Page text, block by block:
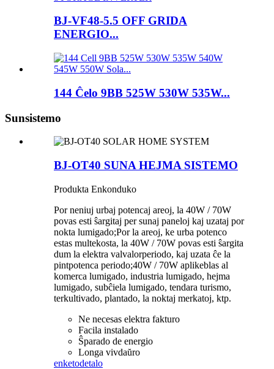
BJ-VF48-5.5 OFF GRIDA
ENERGIO...
144 Ĉelo 9BB 525W 530W 535W...
Sunsistemo
BJ-OT40 SUNA HEJMA SISTEMO
Produkta Enkonduko
Por neniuj urbaj potencaj areoj, la 40W / 70W
povas esti ŝargitaj per sunaj paneloj kaj uzataj por
nokta lumigado;Por la areoj, ke urba potenco
estas multekosta, la 40W / 70W povas esti ŝargita
dum la elektra valvalorperiodo, kaj uzata ĉe la
pintpotenca periodo;40W / 70W aplikeblas al
komerca lumigado, industria lumigado, hejma
lumigado, subĉiela lumigado, tendara turismo,
terkultivado, plantado, la noktaj merkatoj, ktp.
Ne necesas elektra fakturo
Facila instalado
Ŝparado de energio
Longa vivdaŭro
enketodetalo